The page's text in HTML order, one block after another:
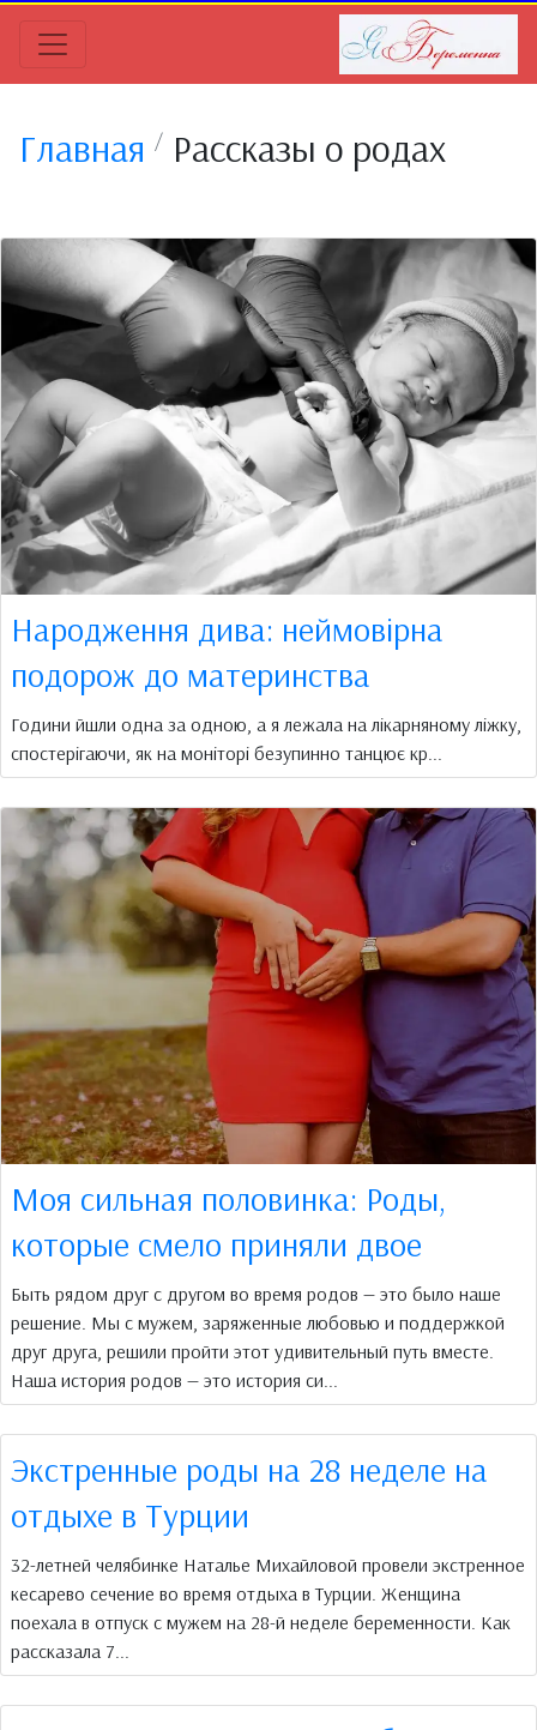
Главная Рассказы о родах
Народження дива: неймовірна
подорож до материнства
Години йшли одна за одною, а я лежала на лікарняному ліжку,
спостерігаючи, як на моніторі безупинно танцює кр...
Моя сильная половинка: Роды,
которые смело приняли двое
Быть рядом друг с другом во время родов — это было наше
решение. Мы с мужем, заряженные любовью и поддержкой
друг друга, решили пройти этот удивительный путь вместе.
Наша история родов — это история си...
Экстренные роды на 28 неделе на
отдыхе в Турции
32-летней челябинке Наталье Михайловой провели экстренное
кесарево сечение во время отдыха в Турции. Женщина
поехала в отпуск с мужем на 28-й неделе беременности. Как
рассказала 7...